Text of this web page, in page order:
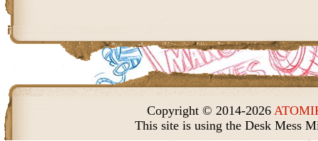
Copyright © 2014-2026
This site is using the Desk Mess